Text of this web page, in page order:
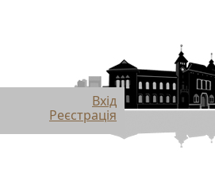
Вхід
Реєстрація